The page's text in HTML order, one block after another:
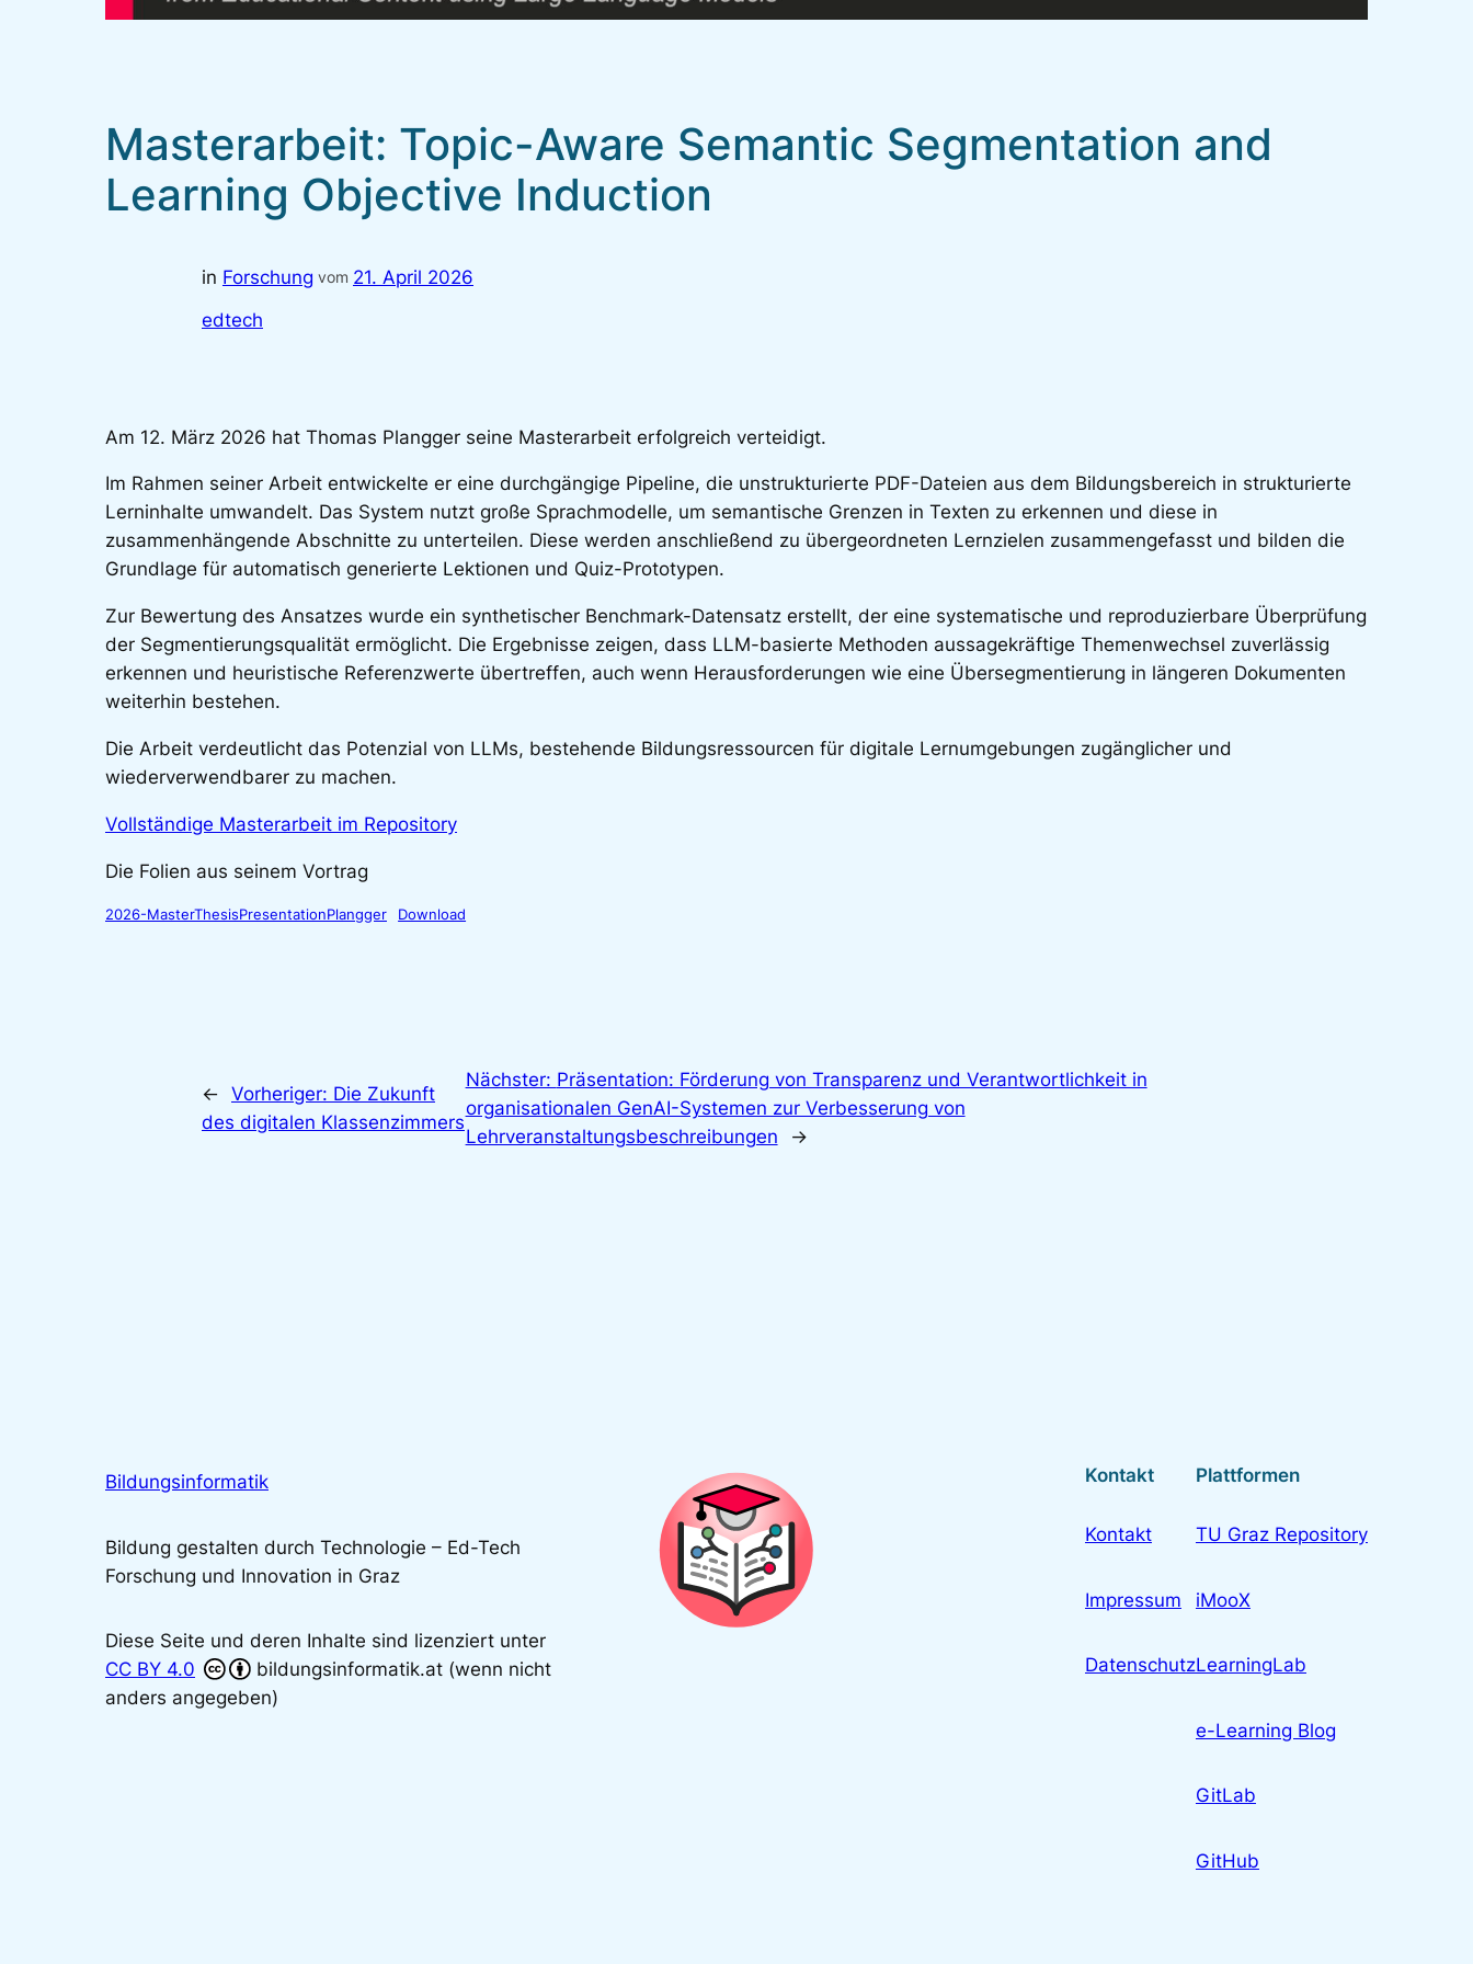
Masterarbeit: Topic-Aware Semantic Segmentation and
Learning Objective Induction
in Forschung vom 21. April 2026
edtech
Am 12. März 2026 hat Thomas Plangger seine Masterarbeit erfolgreich verteidigt.
Im Rahmen seiner Arbeit entwickelte er eine durchgängige Pipeline, die unstrukturierte PDF-Dateien aus dem Bildungsbereich in strukturierte
Lerninhalte umwandelt. Das System nutzt große Sprachmodelle, um semantische Grenzen in Texten zu erkennen und diese in
zusammenhängende Abschnitte zu unterteilen. Diese werden anschließend zu übergeordneten Lernzielen zusammengefasst und bilden die
Grundlage für automatisch generierte Lektionen und Quiz-Prototypen.
Zur Bewertung des Ansatzes wurde ein synthetischer Benchmark-Datensatz erstellt, der eine systematische und reproduzierbare Überprüfung
der Segmentierungsqualität ermöglicht. Die Ergebnisse zeigen, dass LLM-basierte Methoden aussagekräftige Themenwechsel zuverlässig
erkennen und heuristische Referenzwerte übertreffen, auch wenn Herausforderungen wie eine Übersegmentierung in längeren Dokumenten
weiterhin bestehen.
Die Arbeit verdeutlicht das Potenzial von LLMs, bestehende Bildungsressourcen für digitale Lernumgebungen zugänglicher und
wiederverwendbarer zu machen.
Vollständige Masterarbeit im Repository
Die Folien aus seinem Vortrag
2026-MasterThesisPresentationPlangger Download
← Vorheriger: Die Zukunft
des digitalen Klassenzimmers
Nächster: Präsentation: Förderung von Transparenz und Verantwortlichkeit in
organisationalen GenAI-Systemen zur Verbesserung von
Lehrveranstaltungsbeschreibungen
→
Bildungsinformatik
Bildung gestalten durch Technologie – Ed-Tech
Forschung und Innovation in Graz
Diese Seite und deren Inhalte sind lizenziert unter
CC BY 4.0
bildungsinformatik.at (wenn nicht
anders angegeben)
Kontakt
Kontakt
Impressum
Datenschutz
Plattformen
TU Graz Repository
iMooX
LearningLab
e-Learning Blog
GitLab
GitHub